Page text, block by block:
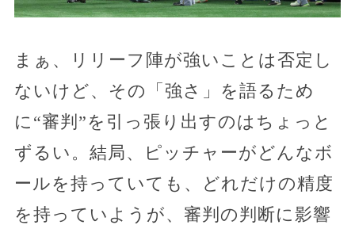
まぁ、リリーフ陣が強いことは否定し
ないけど、その「強さ」を語るため
に“審判”を引っ張り出すのはちょっと
ずるい。結局、ピッチャーがどんなボ
ールを持っていても、どれだけの精度
を持っていようが、審判の判断に影響